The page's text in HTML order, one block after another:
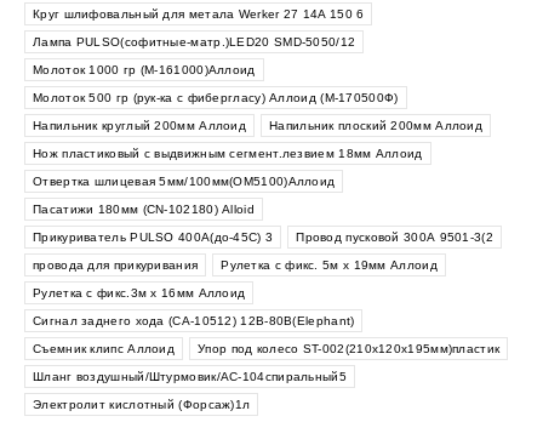
Круг шлифовальный для метала Werker 27 14A 150 6
Лампа PULSO(софитные-матр.)LED20 SMD-5050/12
Молоток 1000 гр (М-161000)Аллоид
Молоток 500 гр (рук-ка с фибергласу) Аллоид (М-170500Ф)
Напильник круглый 200мм Аллоид Напильник плоский 200мм Аллоид
Нож пластиковый с выдвижным сегмент.лезвием 18мм Аллоид
Отвертка шлицевая 5мм/100мм(ОМ5100)Аллоид
Пасатижи 180мм (CN-102180) Alloid
Прикуриватель PULSO 400А(до-45С) 3 Провод пусковой 300А 9501-3(2
провода для прикуривания Рулетка с фикс. 5м х 19мм Аллоид
Рулетка с фикс.3м х 16мм Аллоид
Сигнал заднего хода (СА-10512) 12В-80В(Elephant)
Съемник клипс Аллоид Упор под колесо ST-002(210х120х195мм)пластик
Шланг воздушный/Штурмовик/АС-104спиральный5
Электролит кислотный (Форсаж)1л